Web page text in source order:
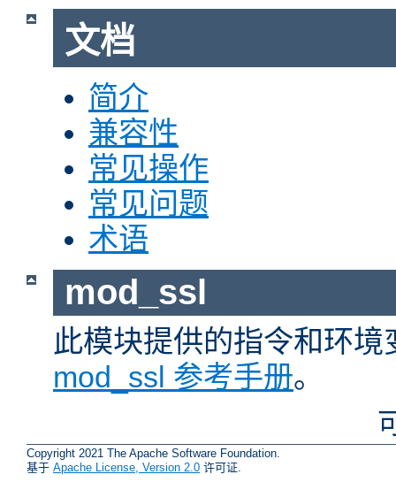
文档
简介
兼容性
常见操作
常见问题
术语
mod_ssl
此模块提供的指令和环
mod_ssl 参考手册。
Copyright 2021 The Apache Software Foundation.
基于 Apache License, Version 2.0 许可证.